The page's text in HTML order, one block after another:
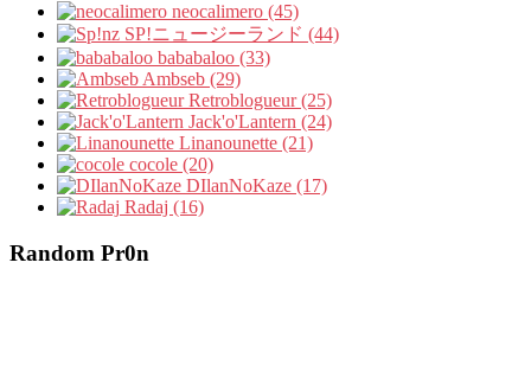
neocalimero (45)
SP!ニュージーランド (44)
bababaloo (33)
Ambseb (29)
Retroblogueur (25)
Jack'o'Lantern (24)
Linanounette (21)
cocole (20)
DIlanNoKaze (17)
Radaj (16)
Random Pr0n